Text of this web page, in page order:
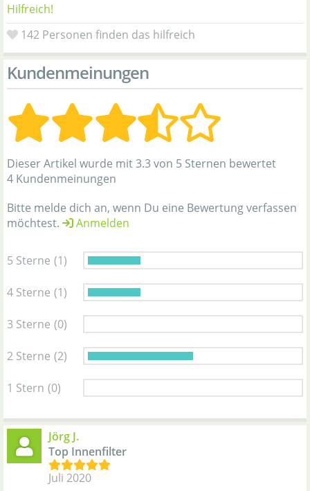
Hilfreich!
142 Personen finden das hilfreich
Kundenmeinungen
Dieser Artikel wurde mit 3.3 von 5 Sternen bewertet
4 Kundenmeinungen
Bitte melde dich an, wenn Du eine Bewertung verfassen
möchtest.
Anmelden
5 Sterne (1)
4 Sterne (1)
3 Sterne (0)
2 Sterne (2)
1 Stern (0)
Jörg J.
Top Innenfilter
Juli 2020